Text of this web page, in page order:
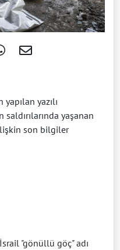
yazılı
yaşanan
son bilgiler
"gönüllü göç" adı